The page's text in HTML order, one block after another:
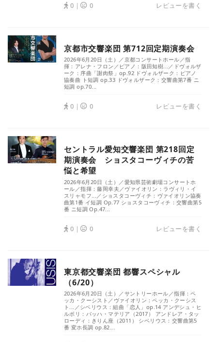
0｜ 0 レビューを書く
京都市交響楽団 第712回定期演奏会
2026年6月20日（土）／京都コンサートホール／指
揮：アレナ・フロン／ピアノ：阪田知樹...／ドヴォルザ
ーク：序曲「謝肉祭」op.92 ドヴォルザーク：ピアノ
協奏曲 ト短調 op.33 ドヴォルザーク：交響曲第7番 ニ
短調 op.70...
0｜ 0 レビューを書く
セントラル愛知交響楽団 第218回定
期演奏会 ショスタコーヴィチの苦
悩と希望
2026年6月20日（土）／愛知県芸術劇場コンサートホ
ール／指揮：藤岡幸夫／ヴァイオリン：ラヴィリ・イ
スリャモフ...／ショスタコーヴィチ：ヴァイオリン協奏
曲第1番 イ短調 Op.77 ショスタコーヴィチ：交響曲第5
番 ニ短調 Op.47...
0｜ 0 レビューを書く
東京都交響楽団 都響スペシャル
（6/20）
2026年6月20日（土）／サントリーホール／指揮：ペ
ッカ・クーシスト／ヴァイオリン：ペッカ・クーシス
ト...／シベリウス：組曲「恋人」op.14 アンデシュ・ヒ
ルボリ：バッハ・マテリア（2017） アンドレア・タッ
ローディ：きりん座（2011） シベリウス：交響曲第5
番 変ホ長調 op.82...